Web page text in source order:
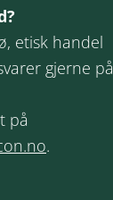
etisk handel
gjerne på
på
.